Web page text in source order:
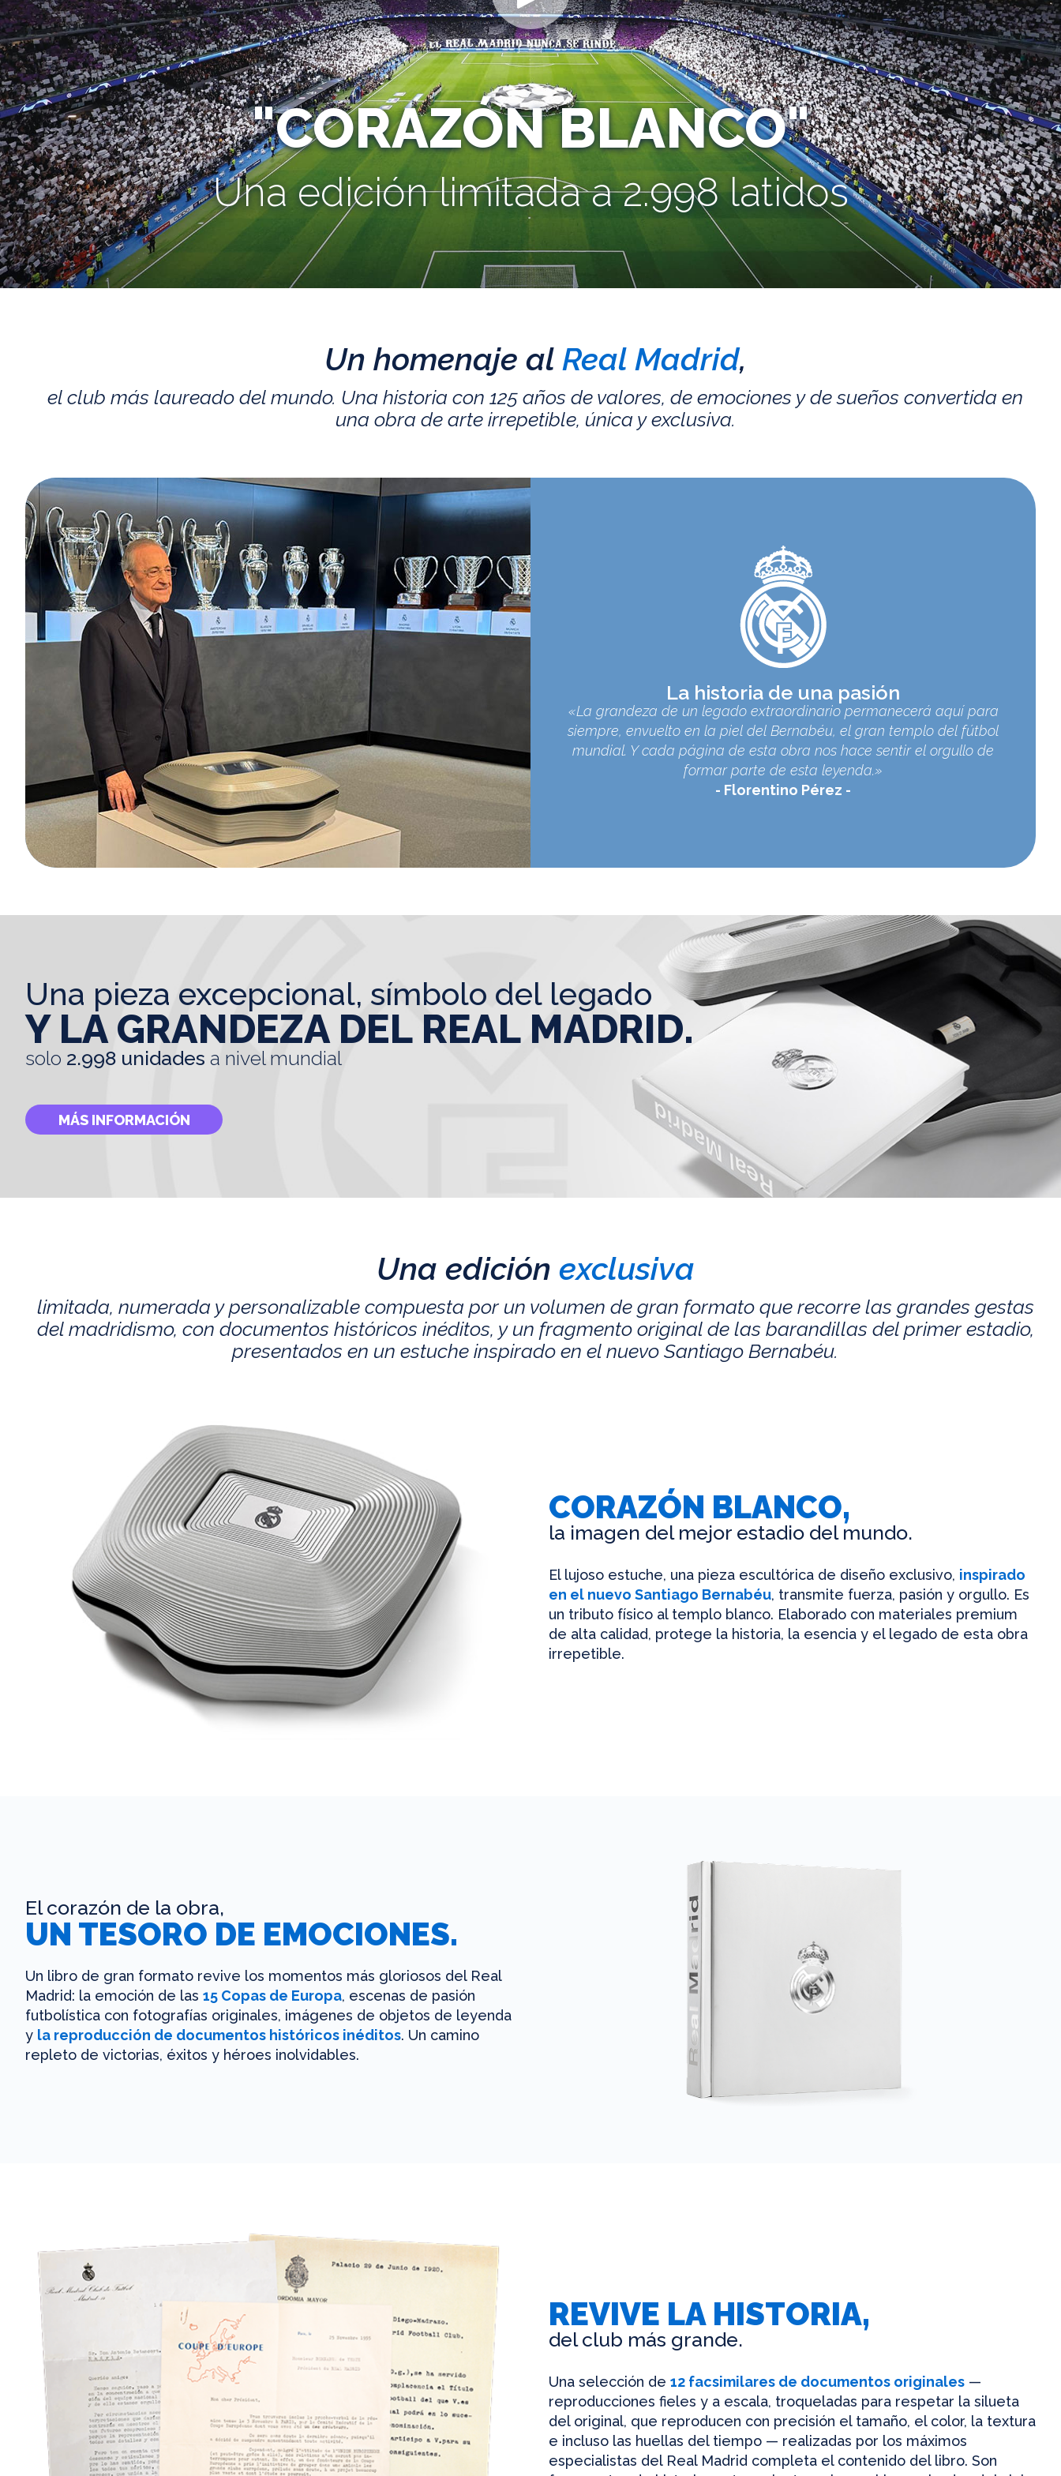
"CORAZÓN BLANCO"
Una edición limitada a 2.998 latidos
Un homenaje al Real Madrid,
el club más laureado del mundo. Una historia con 125 años de valores, de emociones y de sueños convertida en
una obra de arte irrepetible, única y exclusiva.
La historia de una pasión
«La grandeza de un legado extraordinario permanecerá aquí para
siempre, envuelto en la piel del Bernabéu, el gran templo del fútbol
mundial. Y cada página de esta obra nos hace sentir el orgullo de
formar parte de esta leyenda.»
Florentino Pérez
una pieza excepcional, símbolo del legado
Y LA GRANDEZA DEL REAL MADRID.
solo 2.998 unidades a nivel mundial
MÁS INFORMACIÓN
Una edición exclusiva
limitada, numerada y personalizable compuesta por un volumen de gran formato que recorre las grandes gestas
del madridismo, con documentos históricos inéditos, y un fragmento original de las barandillas del primer estadio,
presentados en un estuche inspirado en el nuevo Santiago Bernabéu.
CORAZÓN BLANCO,
la imagen del mejor estadio del mundo.
El lujoso estuche, una pieza escultórica de diseño exclusivo, inspirado
en el nuevo Santiago Bernabéu, transmite fuerza, pasión y orgullo. Es
un tributo físico al templo blanco. Elaborado con materiales premium
de alta calidad, protege la historia, la esencia y el legado de esta obra
irrepetible.
El corazón de la obra,
UN TESORO DE EMOCIONES.
Un libro de gran formato revive los momentos más gloriosos del Real
Madrid: la emoción de las 15 Copas de Europa, escenas de pasión
futbolística con fotografías originales, imágenes de objetos de leyenda
y la reproducción de documentos históricos inéditos. Un camino
repleto de victorias, éxitos y héroes inolvidables.
REVIVE LA HISTORIA,
del club más grande.
Una selección de 12 facsimilares de documentos originales —
reproducciones fieles y a escala, troqueladas para respetar la silueta
del original, que reproducen con precisión el tamaño, el color, la textura
e incluso las huellas del tiempo — realizadas por los máximos
especialistas del Real Madrid completa el contenido del libro. Son